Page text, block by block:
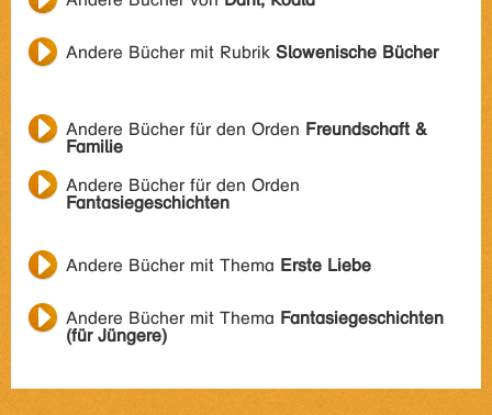
Andere Bücher mit Rubrik Slowenische Bücher
Andere Bücher für den Orden Freundschaft &
Familie
Andere Bücher für den Orden
Fantasiegeschichten
Andere Bücher mit Thema Erste Liebe
Andere Bücher mit Thema Fantasiegeschichten
(für Jüngere)